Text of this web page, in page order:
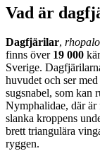
Vad är
Dagfjärilar,
finns över 19 000
Sverige.
huvudet och ser
sugsnabel, som kan
Nymphalidae, där är
slanka kroppens
brett triangulära
ryggen.